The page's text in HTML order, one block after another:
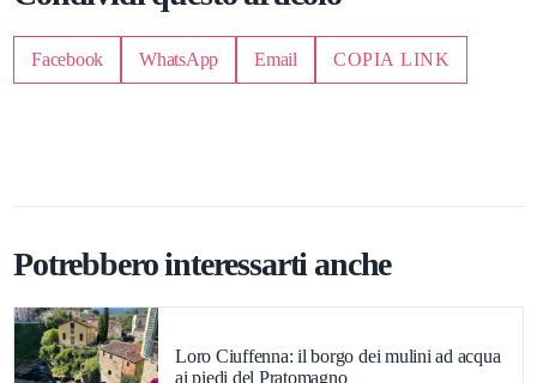
Facebook WhatsApp Email COPIA LINK
Potrebbero interessarti anche
Loro Ciuffenna: il borgo dei mulini ad acqua
ai piedi del Pratomagno